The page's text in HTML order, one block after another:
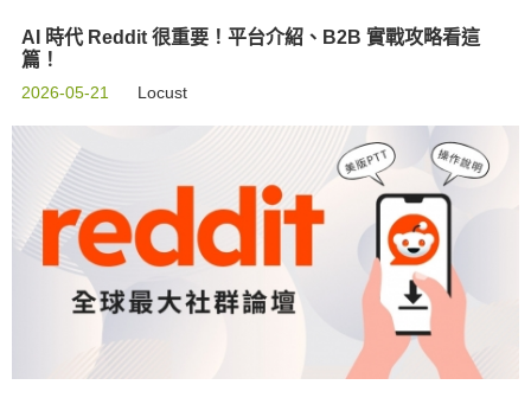
AI 時代 Reddit 很重要！平台介紹、B2B 實戰攻略看這
篇！
2026-05-21 Locust